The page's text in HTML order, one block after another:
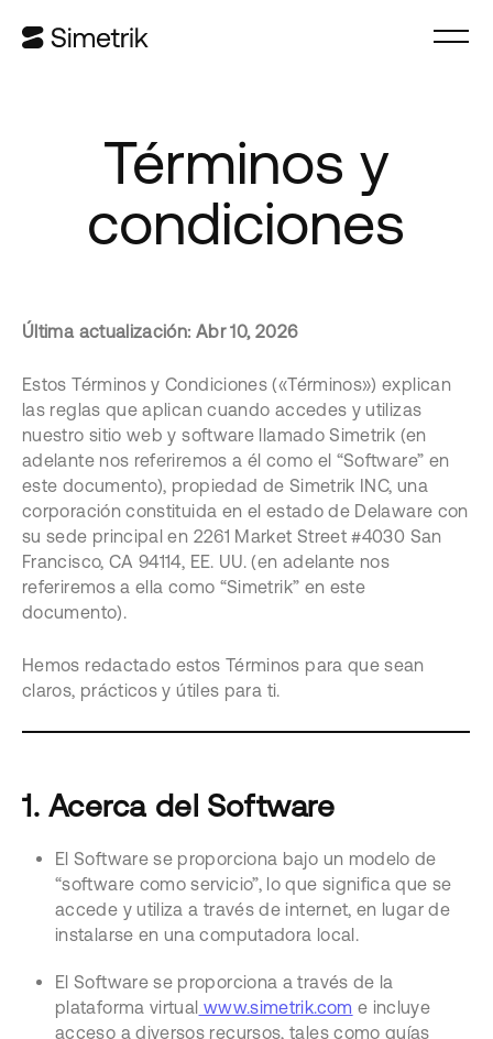
Términos y
condiciones
Última actualización: Abr 10, 2026
Estos Términos y Condiciones («Términos») explican
las reglas que aplican cuando accedes y utilizas
nuestro sitio web y software llamado Simetrik (en
adelante nos referiremos a él como el “Software” en
este documento), propiedad de Simetrik INC, una
corporación constituida en el estado de Delaware con
su sede principal en 2261 Market Street #4030 San
Francisco, CA 94114, EE. UU. (en adelante nos
referiremos a ella como “Simetrik” en este
documento).
Hemos redactado estos Términos para que sean
claros, prácticos y útiles para ti.
1. Acerca del Software
El Software se proporciona bajo un modelo de
“software como servicio”, lo que significa que se
accede y utiliza a través de internet, en lugar de
instalarse en una computadora local.
El Software se proporciona a través de la
plataforma virtual www.simetrik.com e incluye
acceso a diversos recursos, tales como guías